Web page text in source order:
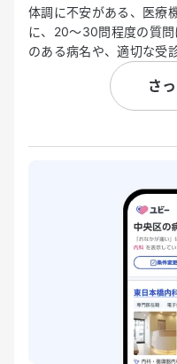
体調に不安がある、医療
に、20〜30問程度の質
のある病名や、適切な受
さ